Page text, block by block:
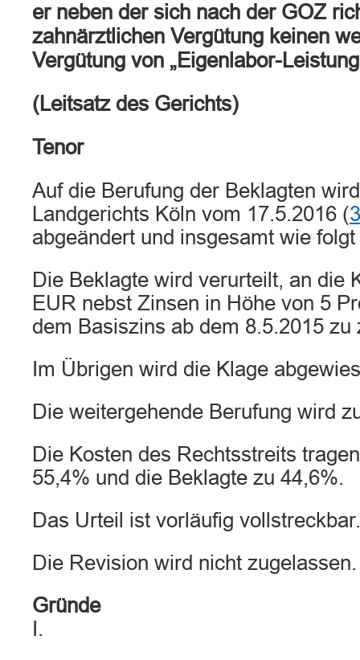
er neben der sich nach der GOZ
zahnärztlichen Vergütung keinen
Vergütung von „Eigenlabor-
(Leitsatz des Gerichts)
Tenor
Auf die Berufung der Beklagten
Landgerichts Köln vom 17.5.2016 (
abgeändert und insgesamt wie
Die Beklagte wird verurteilt, an die
EUR nebst Zinsen in Höhe von 5
dem Basiszins ab dem 8.5.2015 zu
Im Übrigen wird die Klage
Die weitergehende Berufung wird
Die Kosten des Rechtsstreits
55,4% und die Beklagte zu 44,6%.
Das Urteil ist vorläufig vollstreckbar.
Die Revision wird nicht zugelassen.
Gründe
I.